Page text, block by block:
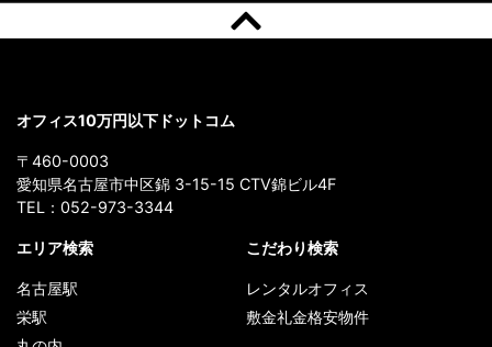
オフィス10万円以下ドットコム
〒460-0003
愛知県名古屋市中区錦 3-15-15 CTV錦ビル4F
TEL： 052-973-3344
エリア検索
名古屋駅
栄駅
こだわり検索
レンタルオフィス
敷金礼金格安物件